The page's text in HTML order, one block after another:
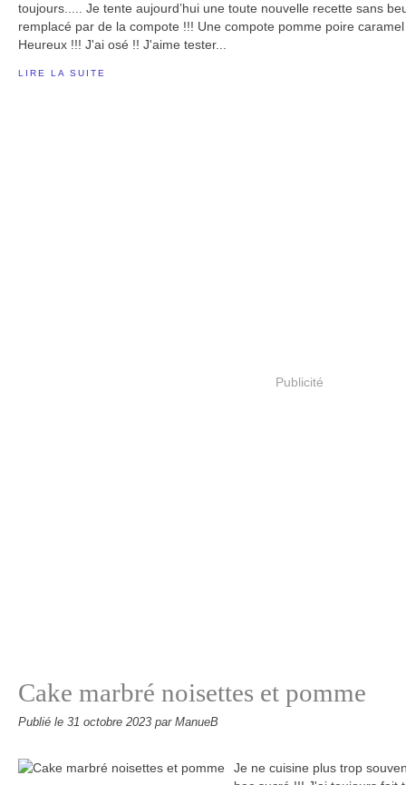
toujours..... Je tente aujourd’hui une toute nouvelle recette sans
remplacé par de la compote !!! Une compote pomme poire
Heureux !!! J'ai osé !! J'aime tester...
LIRE LA SUITE
Publicité
Cake marbré noisettes et pomme
Publié le 31 octobre 2023 par ManueB
Je ne cuisine plus trop